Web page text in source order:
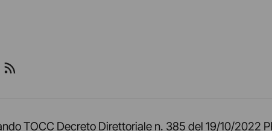
su LinkedIn
su Twitch
Seguici su Rss
TOCC Decreto Direttoriale n. 385 del 19/10/2022